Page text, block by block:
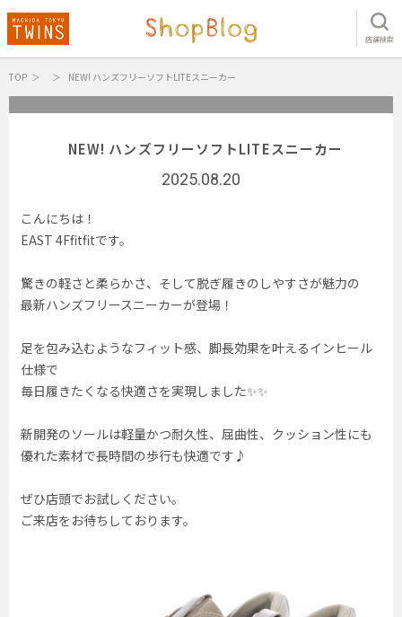
店舗検索
TOP NEW! ハンズフリーソフトLITEスニーカー
NEW! ハンズフリーソフトLITEスニーカー
2025.08.20
こんにちは！
EAST 4Ffitfitです。
驚きの軽さと柔らかさ、そして脱ぎ履きのしやすさが魅力の
最新ハンズフリースニーカーが登場！
足を包み込むようなフィット感、脚長効果を叶えるインヒール
仕様で
毎日履きたくなる快適さを実現しました✨✨
新開発のソールは軽量かつ耐久性、屈曲性、クッション性にも
優れた素材で長時間の歩行も快適です♪
ぜひ店頭でお試しください。
ご来店をお待ちしております。